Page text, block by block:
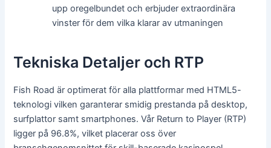
upp oregelbundet och erbjuder extraordinära
vinster för dem vilka klarar av utmaningen
Tekniska Detaljer och RTP
Fish Road är optimerat för alla plattformar med HTML5-
teknologi vilken garanterar smidig prestanda på desktop,
surfplattor samt smartphones. Vår Return to Player (RTP)
ligger på 96.8%, vilket placerar oss över